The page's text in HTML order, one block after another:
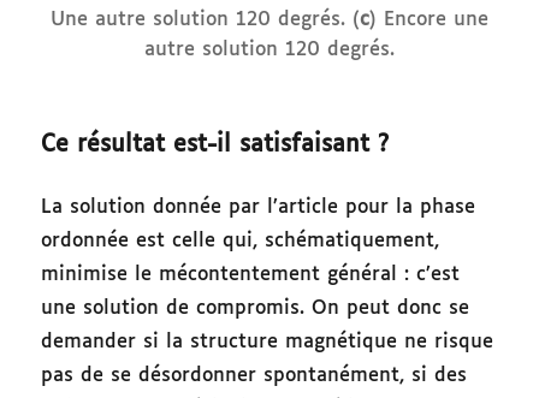
Une autre solution 120 degrés. (c) Encore une
autre solution 120 degrés.
Ce résultat est-il satisfaisant ?
La solution donnée par l’article pour la phase
ordonnée est celle qui, schématiquement,
minimise le mécontentement général : c’est
une solution de compromis. On peut donc se
demander si la structure magnétique ne risque
pas de se désordonner spontanément, si des